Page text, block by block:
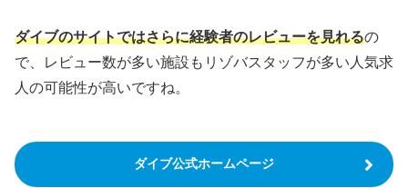
ダイブのサイトではさらに経験者のレビューを見れるの
で、レビュー数が多い施設もリゾバスタッフが多い人気求
人の可能性が高いですね。
ダイブ公式ホームページ